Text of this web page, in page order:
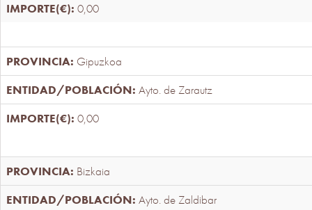
0,00
Gipuzkoa
Ayto. de Zarautz
0,00
Bizkaia
Ayto. de Zaldibar